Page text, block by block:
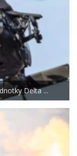
Delta ...